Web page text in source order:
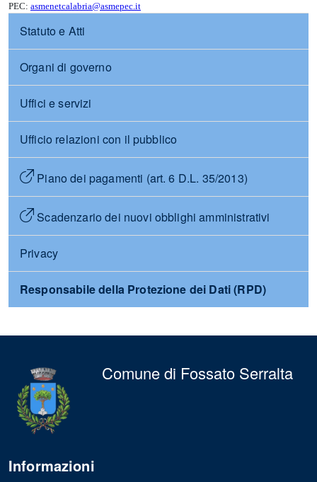
PEC: asmenetcalabria@asmepec.it
Statuto e Atti
Organi di governo
Uffici e servizi
Ufficio relazioni con il pubblico
Piano dei pagamenti (art. 6 D.L. 35/2013)
Scadenzario dei nuovi obblighi amministrativi
Privacy
Responsabile della Protezione dei Dati (RPD)
Comune di Fossato Serralta
Informazioni